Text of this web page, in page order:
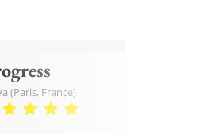
(Paris, France)